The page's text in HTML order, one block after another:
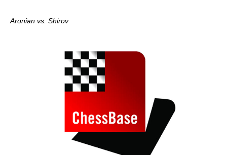
Aronian vs. Shirov